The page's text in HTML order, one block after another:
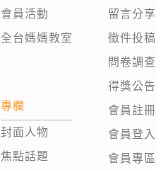
會員活動
全台媽媽教室
專欄
封面人物
焦點話題
留言分享
徵件投稿
問卷調查
得獎公告
會員註冊
會員登入
會員專區